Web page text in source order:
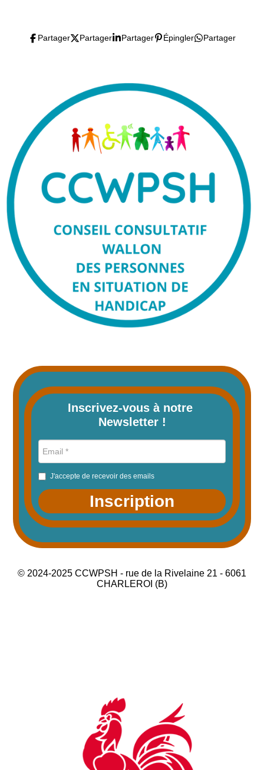
Partager Partager Partager Épingler Partager
Inscrivez-vous à notre
Newsletter !
J'accepte de recevoir des emails
Inscription
© 2024-2025 CCWPSH - rue de la Rivelaine 21 - 6061
CHARLEROI (B)